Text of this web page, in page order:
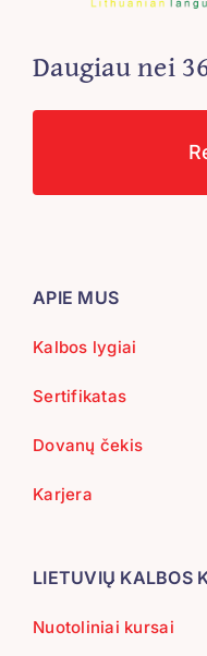
Daugiau nei
APIE MUS
Kalbos lygiai
Sertifikatas
Dovanų čekis
Karjera
LIETUVIŲ KALBOS
Nuotoliniai kursai